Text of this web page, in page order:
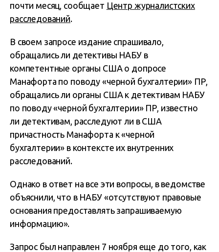
почти месяц, сообщает Центр журналистских
расследований.
В своем запросе издание спрашивало,
обращались ли детективы НАБУ в
компетентные органы США о допросе
Манафорта по поводу «черной бухгалтерии» ПР,
обращались ли органы США к детективам НАБУ
по поводу «черной бухгалтерии» ПР, известно
ли детективам, расследуют ли в США
причастность Манафорта к «черной
бухгалтерии» в контексте их внутренних
расследований.
Однако в ответ на все эти вопросы, в ведомстве
объяснили, что в НАБУ «отсутствуют правовые
основания предоставлять запрашиваемую
информацию».
Запрос был направлен 7 ноября еще до того, как